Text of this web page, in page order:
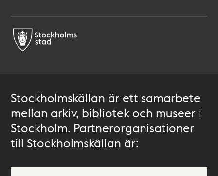
Stockholmskällan är ett samarbete
mellan arkiv, bibliotek och museer i
Stockholm. Partnerorganisationer
till Stockholmskällan är: